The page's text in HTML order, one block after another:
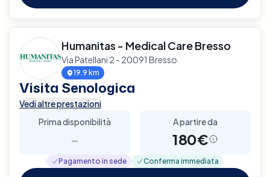
Humanitas - Medical Care Bresso
Via Patellani 2 - 20091 Bresso
19.9 km
Visita Senologica
Vedi altre prestazioni
Prima disponibilità
-
A partire da
180€
Pagamento in sede Conferma immediata